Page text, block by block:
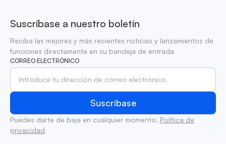
Suscríbase a nuestro boletín
Reciba las mejores y más recientes noticias y lanzamientos de
funciones directamente en su bandeja de entrada
CORREO ELECTRÓNICO
Puedes darte de baja en cualquier momento. Política de
privacidad